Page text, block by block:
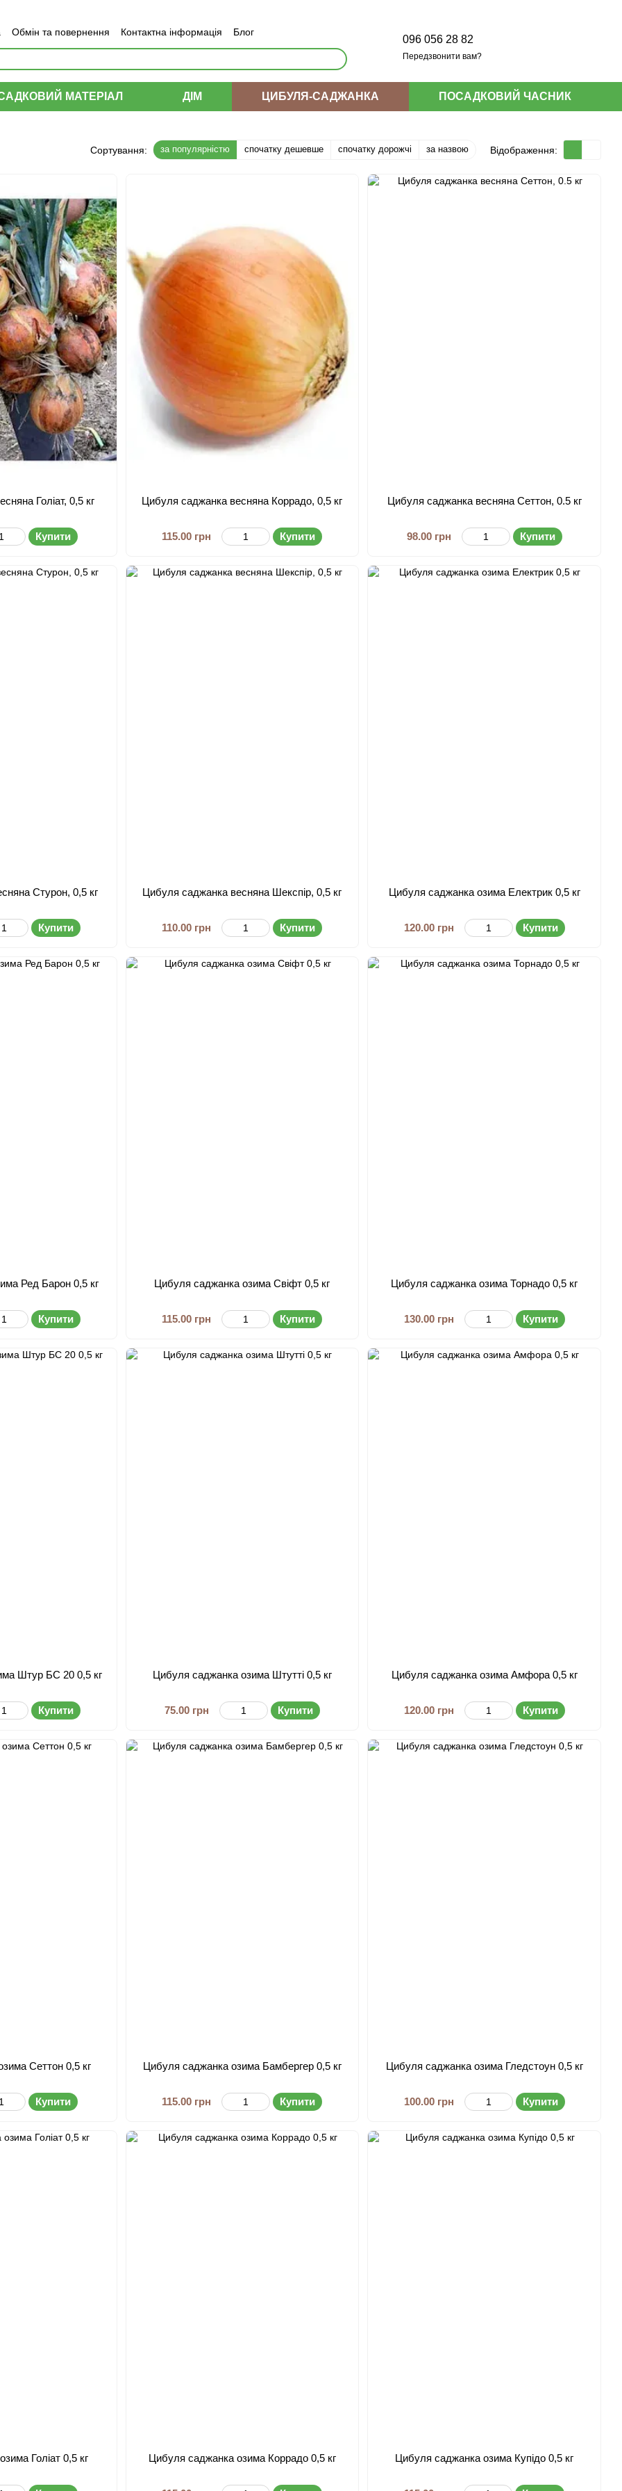
Обмін та повернення Контактна інформація
Блог
096 056 28 82
Передзвонити вам?
МАТЕРІАЛ ДІМ ЦИБУЛЯ-САДЖАНКА ПОСАДКОВИЙ ЧАСНИК
Сортування: за популярністю спочатку дешевше спочатку дорожчі за назвою Відображення:
Голіат, 0,5 кг
Купити
Цибуля саджанка весняна Коррадо, 0,5 кг
115.00 грн Купити
Цибуля саджанка весняна Сеттон, 0.5 кг
98.00 грн Купити
Стурон, 0,5 кг
Купити
Цибуля саджанка весняна Шекспір, 0,5 кг
110.00 грн Купити
Цибуля саджанка озима Електрик 0,5 кг
120.00 грн Купити
Ред Барон 0,5 кг
Купити
Цибуля саджанка озима Свіфт 0,5 кг
115.00 грн Купити
Цибуля саджанка озима Торнадо 0,5 кг
130.00 грн Купити
Штур БС 20 0,5 кг
Купити
Цибуля саджанка озима Штутті 0,5 кг
75.00 грн Купити
Цибуля саджанка озима Амфора 0,5 кг
120.00 грн Купити
Сеттон 0,5 кг
Купити
Цибуля саджанка озима Бамбергер 0,5 кг
115.00 грн Купити
Цибуля саджанка озима Гледстоун 0,5 кг
100.00 грн Купити
Голіат 0,5 кг Цибуля саджанка озима Коррадо 0,5 кг Цибуля саджанка озима Купідо 0,5 кг